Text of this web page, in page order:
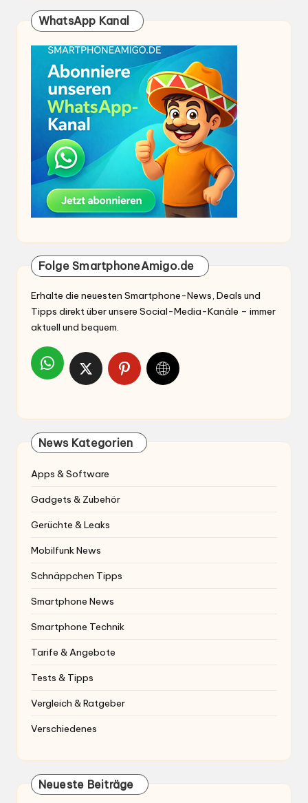
WhatsApp Kanal
Folge SmartphoneAmigo.de
Erhalte die neuesten Smartphone-News, Deals und
Tipps direkt über unsere Social-Media-Kanäle – immer
aktuell und bequem.
News Kategorien
Apps & Software
Gadgets & Zubehör
Gerüchte & Leaks
Mobilfunk News
Schnäppchen Tipps
Smartphone News
Smartphone Technik
Tarife & Angebote
Tests & Tipps
Vergleich & Ratgeber
Verschiedenes
Neueste Beiträge